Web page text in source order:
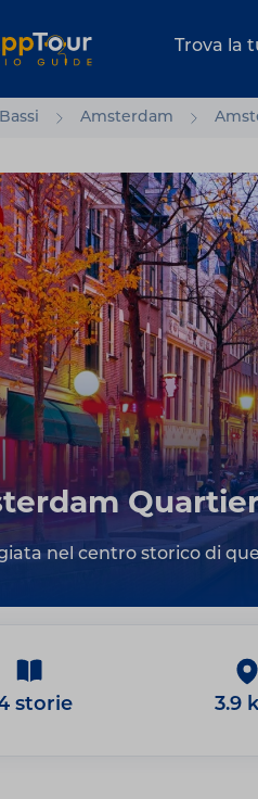
Trova la
Amsterdam
nel centro storico di
storie 3.9